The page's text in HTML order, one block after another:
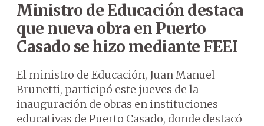
Ministro de Educación destaca
que nueva obra en Puerto
Casado se hizo mediante FEEI
El ministro de Educación, Juan Manuel
Brunetti, participó este jueves de la
inauguración de obras en instituciones
educativas de Puerto Casado, donde destacó